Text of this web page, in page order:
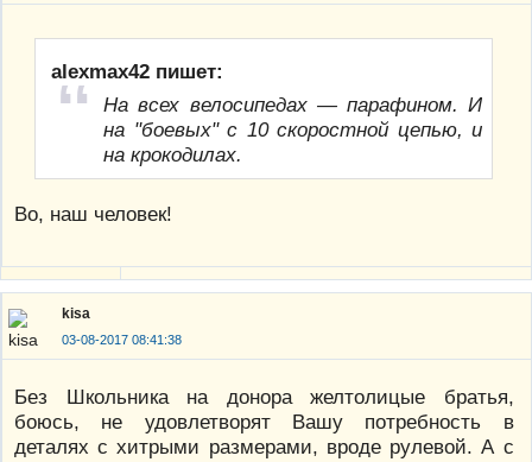
alexmax42 пишет:
На всех велосипедах — парафином. И
на "боевых" с 10 скоростной цепью, и
на крокодилах.
Во, наш человек!
kisa
03-08-2017 08:41:38
Без Школьника на донора желтолицые братья,
боюсь, не удовлетворят Вашу потребность в
деталях с хитрыми размерами, вроде рулевой. А с